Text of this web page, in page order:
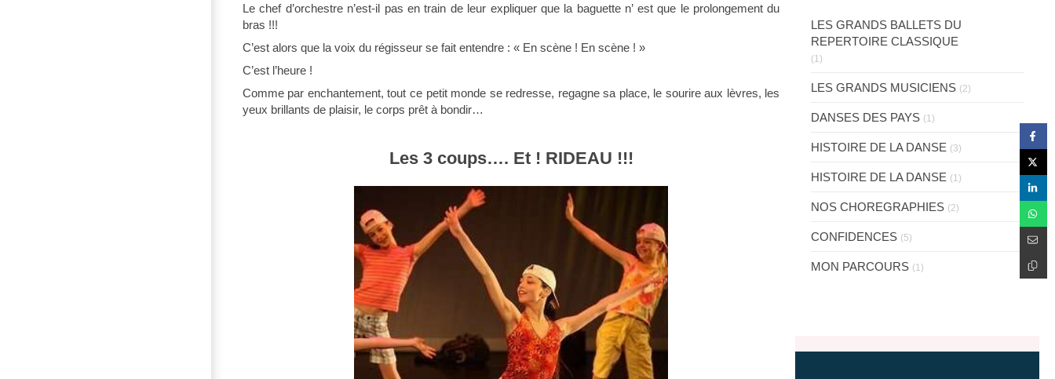
Le chef d’orchestre n’est-il pas en train de leur expliquer que la baguette n’ est que le prolongement du
bras !!!
C’est alors que la voix du régisseur se fait entendre : « En scène ! En scène ! »
C’est l’heure !
Comme par enchantement, tout ce petit monde se redresse, regagne sa place, le sourire aux lèvres, les
yeux brillants de plaisir, le corps prêt à bondir…
Les 3 coups…. Et ! RIDEAU !!!
LES GRANDS BALLETS DU
REPERTOIRE CLASSIQUE
(1)
LES GRANDS MUSICIENS (2)
DANSES DES PAYS (1)
HISTOIRE DE LA DANSE (3)
HISTOIRE DE LA DANSE (1)
NOS CHOREGRAPHIES (2)
CONFIDENCES (5)
MON PARCOURS (1)